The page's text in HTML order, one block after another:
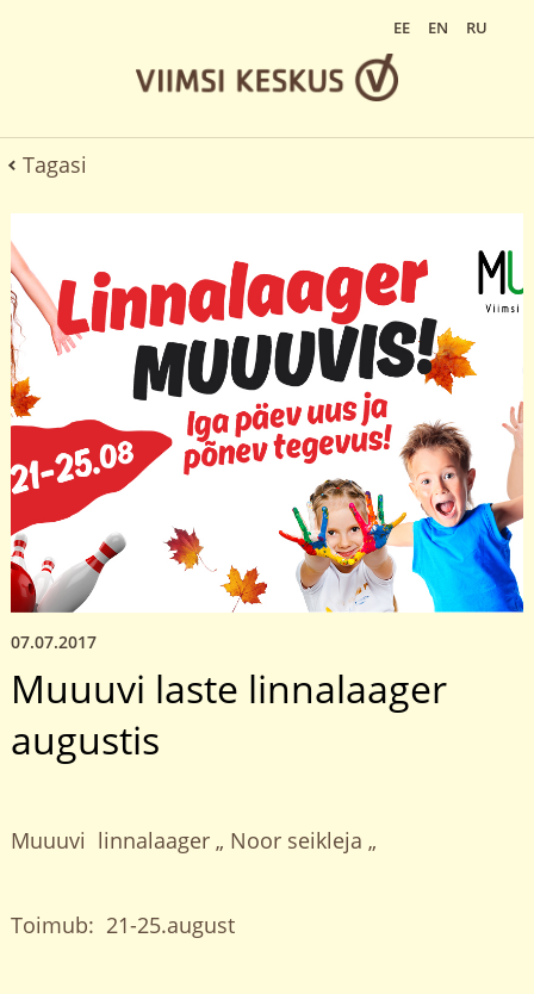
EE EN RU
Tagasi
07.07.2017
Muuuvi laste linnalaager
augustis
Muuuvi linnalaager „ Noor seikleja „
Toimub: 21-25.august